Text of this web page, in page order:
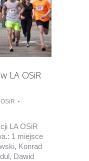
LA OSiR
OSiR
LA OSiR
1 miejsce
Konrad
Dawid